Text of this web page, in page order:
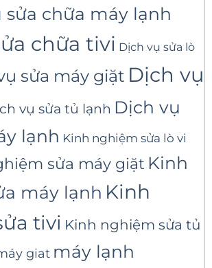
sửa chữa máy lạnh
chữa tivi Dịch vụ sửa lò
sửa máy giặt Dịch vụ
vụ sửa tủ lạnh Dịch vụ
lạnh Kinh nghiệm sửa lò vi
sửa máy giặt Kinh
máy lạnh Kinh
tivi Kinh nghiệm sửa tủ
giat máy lạnh